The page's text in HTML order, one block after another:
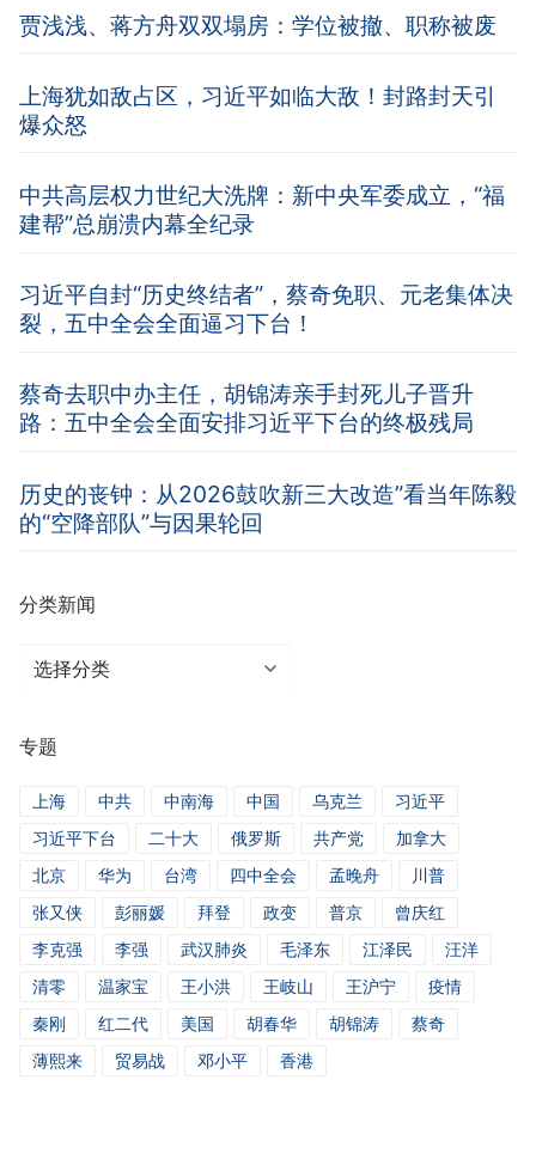
贾浅浅、蒋方舟双双塌房：学位被撤、职称被废
上海犹如敌占区，习近平如临大敌！封路封天引
爆众怒
中共高层权力世纪大洗牌：新中央军委成立，“福
建帮”总崩溃内幕全纪录
习近平自封“历史终结者”，蔡奇免职、元老集体决
裂，五中全会全面逼习下台！
蔡奇去职中办主任，胡锦涛亲手封死儿子晋升
路：五中全会全面安排习近平下台的终极残局
历史的丧钟：从2026鼓吹新三大改造”看当年陈毅
的“空降部队”与因果轮回
分类新闻
分
闻
专题
上海 中共 中南海 中国 乌克兰
习近平
习近平下台
二十大 俄罗斯 共产党
加拿大
北京
华为 台湾 四中全会 孟晚舟
川普
张又侠
彭丽媛 拜登 政变 普京
曾庆红
李克强
李强 武汉肺炎 毛泽东 江泽民
汪洋
清零
温家宝 王小洪 王岐山 王沪宁
疫情
秦刚
红二代 美国 胡春华 胡锦涛
蔡奇
薄熙来
贸易战 邓小平 香港